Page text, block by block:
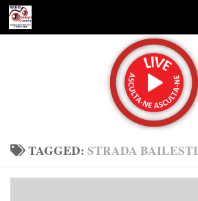
Skip to content
TAGGED:STRADA BAILESTI